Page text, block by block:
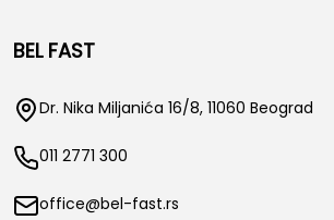
BEL FAST
Dr. Nika Miljanića 16/8, 11060 Beograd
011 2771 300
office@bel-fast.rs